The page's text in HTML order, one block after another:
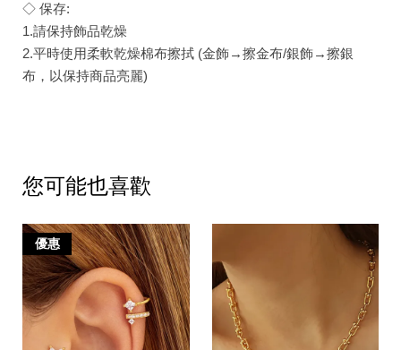
◇ 保存:
1.請保持飾品乾燥
2.平時使用柔軟乾燥棉布擦拭 (金飾→擦金布/銀飾→擦銀
布，以保持商品亮麗)
您可能也喜歡
優惠